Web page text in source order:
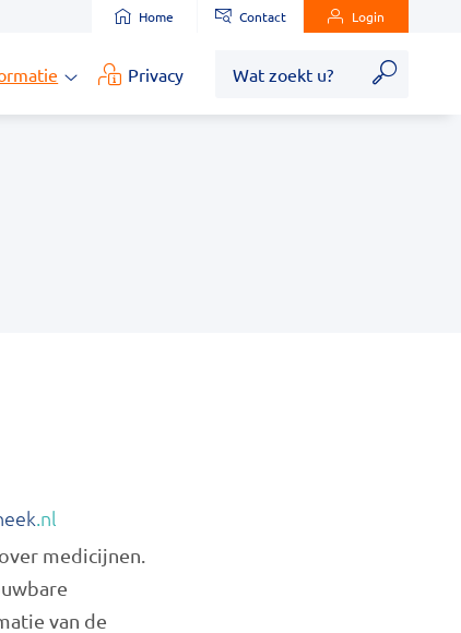
Home Contact Login
informatie
Privacy
.nl
medicijnen.
van de